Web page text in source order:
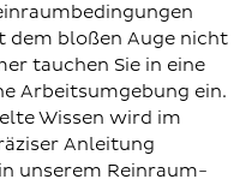
dem bloßen Auge nicht
tauchen Sie in eine
Arbeitsumgebung ein.
Wissen wird im
Anleitung
unserem Reinraum-